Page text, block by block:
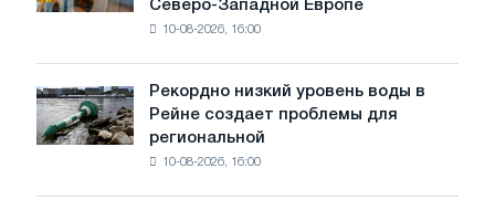
деловой
на
рулон
в
Западной
Северо-Западной Европе
10-08-2026, 16:00
Рекордно
низкий
уровень
Рекордно низкий уровень воды в
Рейне создает проблемы для
региональной
10-08-2026, 16:00